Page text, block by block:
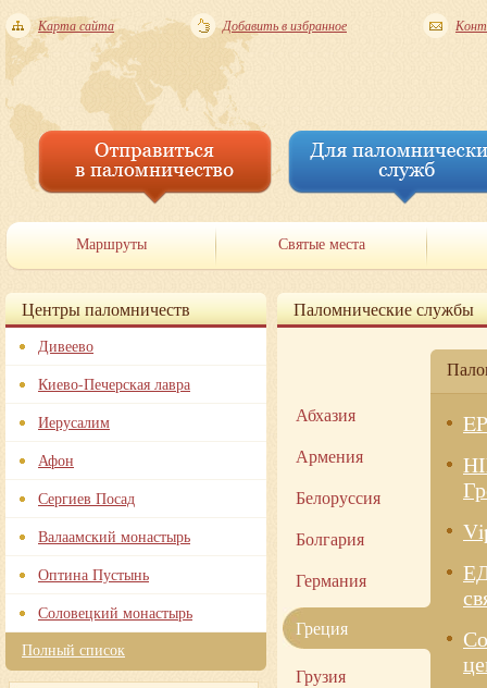
Карта сайта Добавить в избранное
Маршруты Святые места
Центры паломничеств
Дивеево
Киево-Печерская лавра
Иерусалим
Афон
Сергиев Посад
Валаамский монастырь
Оптина Пустынь
Соловецкий монастырь
Полный список
Паломнические службы
Абхазия
Армения
Белоруссия
Болгария
Германия
Греция
Грузия